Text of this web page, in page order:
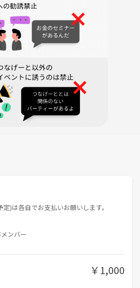
です！
行為
喧嘩などモラルに欠ける行為
セル(やむを得ない場合はご一報ください)
やイベントの輪を乱す行為や迷惑行為が見ら
参加をお断りし、今後のイベントにも出禁と
のためご協力をよろしくお願いいたします
)は各自でお支払いお願いします。
ンバー
￥1,000